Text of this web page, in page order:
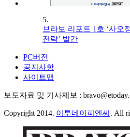
5.
브라보 리포트 1호 ‘사오
전략’ 발간
PC버전
공지사항
사이트맵
보도자료 및 기사제보 :
Copyright 2014. 이투데이피엔씨 . All